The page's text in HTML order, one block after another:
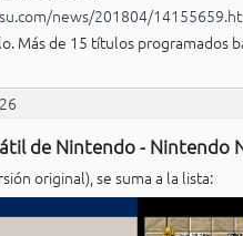
news/201804/
Más de 15 títulos programados
de Nintendo - Nintendo
original), se suma a la lista: